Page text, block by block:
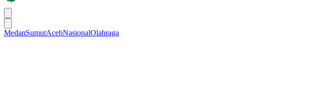
MedanSumutAcehNasionalOlahraga